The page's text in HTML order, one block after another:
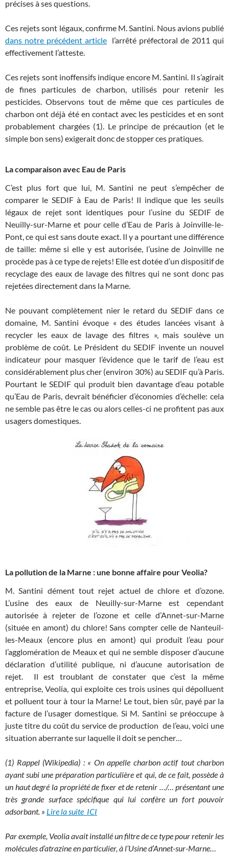
précises à ses questions.
Ces rejets sont légaux, confirme M. Santini. Nous avions publié
dans notre précédent article l’arrêté préfectoral de 2011 qui
effectivement l’atteste.
Ces rejets sont inoffensifs indique encore M. Santini. Il s’agirait
de fines particules de charbon, utilisés pour retenir les
pesticides. Observons tout de même que ces particules de
charbon ont déjà été en contact avec les pesticides et en sont
probablement chargées (1). Le principe de précaution (et le
simple bon sens) exigerait donc de stopper ces pratiques.
La comparaison avec Eau de Paris
C’est plus fort que lui, M. Santini ne peut s’empêcher de
comparer le SEDIF à Eau de Paris! Il indique que les seuils
légaux de rejet sont identiques pour l’usine du SEDIF de
Neuilly-sur-Marne et pour celle d’Eau de Paris à Joinville-le-
Pont, ce qui est sans doute exact. Il y a pourtant une différence
de taille: même si elle y est autorisée, l’usine de Joinville ne
procède pas à ce type de rejets! Elle est dotée d’un dispositif de
recyclage des eaux de lavage des filtres qui ne sont donc pas
rejetées directement dans la Marne.
Ne pouvant complètement nier le retard du SEDIF dans ce
domaine, M. Santini évoque « des études lancées visant à
recycler les eaux de lavage des filtres », mais soulève un
problème de coût. Le Président du SEDIF invente un nouvel
indicateur pour masquer l’évidence que le tarif de l’eau est
considérablement plus cher (environ 30%) au SEDIF qu’à Paris.
Pourtant le SEDIF qui produit bien davantage d’eau potable
qu’Eau de Paris, devrait bénéficier d’économies d’échelle: cela
ne semble pas être le cas ou alors celles-ci ne profitent pas aux
usagers domestiques.
La pollution de la Marne : une bonne affaire pour Veolia?
M. Santini dément tout rejet actuel de chlore et d’ozone.
L’usine des eaux de Neuilly-sur-Marne est cependant
autorisée à rejeter de l’ozone et celle d’Annet-sur-Marne
(située en amont) du chlore! Sans compter celle de Nanteuil-
les-Meaux (encore plus en amont) qui produit l’eau pour
l’agglomération de Meaux et qui ne semble disposer d’aucune
déclaration d’utilité publique, ni d’aucune autorisation de
rejet. Il est troublant de constater que c’est la même
entreprise, Veolia, qui exploite ces trois usines qui dépolluent
et polluent tour à tour la Marne! Le tout, bien sûr, payé par la
facture de l’usager domestique. Si M. Santini se préoccupe à
juste titre du coût du service de production de l’eau, voici une
situation aberrante sur laquelle il doit se pencher…
(1) Rappel (Wikipedia) : « On appelle charbon actif tout charbon
ayant subi une préparation particulière et qui, de ce fait, possède à
un haut degré la propriété de fixer et de retenir …/… présentant une
très grande surface spécifique qui lui confère un fort pouvoir
adsorbant. » Lire la suite ICI
Par exemple, Veolia avait installé un filtre de ce type pour retenir les
molécules d’atrazine en particulier, à l’Usine d’Annet-sur-Marne…